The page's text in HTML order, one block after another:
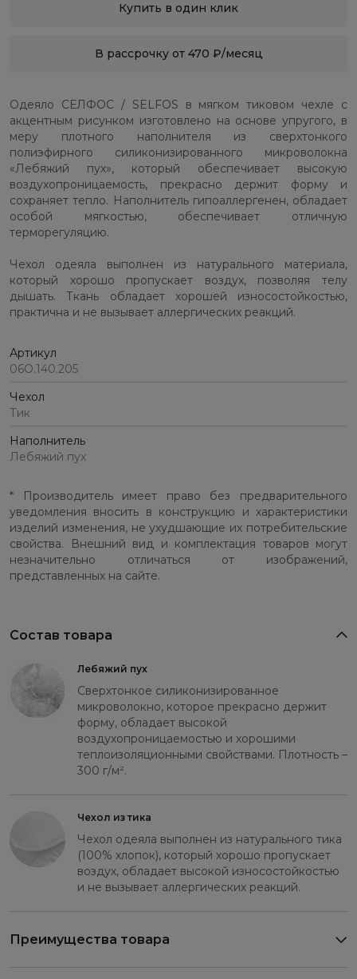
Купить в один клик
В рассрочку от 470 ₽/месяц
Одеяло СЕЛФОС / SELFOS в мягком тиковом чехле с
акцентным рисунком изготовлено на основе упругого, в
меру плотного наполнителя из сверхтонкого
полиэфирного силиконизированного микроволокна
«Лебяжий пух», который обеспечивает высокую
воздухопроницаемость, прекрасно держит форму и
сохраняет тепло. Наполнитель гипоаллергенен, обладает
особой мягкостью, обеспечивает отличную
терморегуляцию.
Чехол одеяла выполнен из натурального материала,
который хорошо пропускает воздух, позволяя телу
дышать. Ткань обладает хорошей износостойкостью,
практична и не вызывает аллергических реакций.
Артикул
06О.140.205
Чехол
Тик
Наполнитель
Лебяжий пух
* Производитель имеет право без предварительного
уведомления вносить в конструкцию и характеристики
изделий изменения, не ухудшающие их потребительские
свойства. Внешний вид и комплектация товаров могут
незначительно отличаться от изображений,
представленных на сайте.
Состав товара
Лебяжий пух
Сверхтонкое силиконизированное
микроволокно, которое прекрасно держит
форму, обладает высокой
воздухопроницаемостью и хорошими
теплоизоляционными свойствами. Плотность –
300 г/м².
Чехол из тика
Чехол одеяла выполнен из натурального тика
(100% хлопок), который хорошо пропускает
воздух, обладает высокой износостойкостью
и не вызывает аллергических реакций.
Преимущества товара